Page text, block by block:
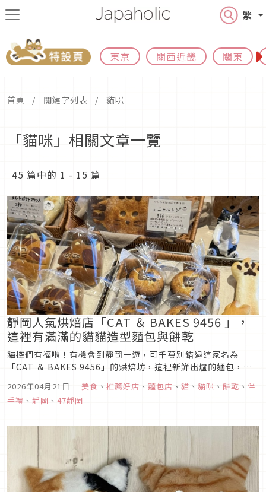
繁
東京 關西近畿 關東
首頁 關鍵字列表 貓咪
「貓咪」相關文章一覽
45 篇中的 1 - 15 篇
靜岡人氣烘焙店「CAT ＆ BAKES 9456 」，
這裡有滿滿的貓貓造型麵包與餅乾
貓控們有福啦！有機會到靜岡一遊，可千萬別錯過這家名為
「CAT ＆ BAKES 9456」的烘焙坊，這裡新鮮出爐的麵包，幾
以及烘焙點心，喜歡「貓系」甜點的人一定要來這裡探店。
2026年04月21日 ｜ 美食 、 推薦好店 、 麵包店 、 貓 、 貓咪 、 餅乾 、 伴
手禮 、 靜岡 、 47靜岡